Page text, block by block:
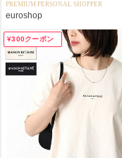
PREMIUM PERSONAL SHOPPER
euroshop
¥300クーポン